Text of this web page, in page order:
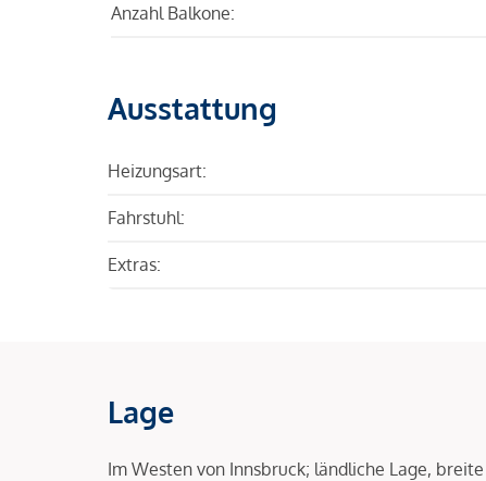
Anzahl Balkone:
Ausstattung
Heizungsart:
Fahrstuhl:
Extras:
Lage
Im Westen von Innsbruck; ländliche Lage,